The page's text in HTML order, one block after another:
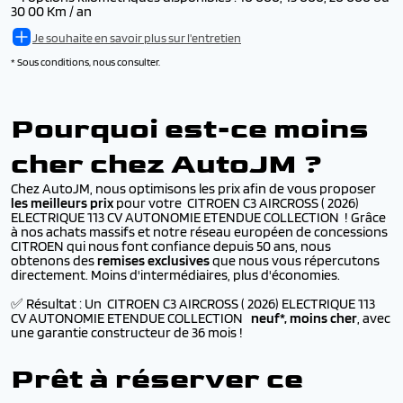
30 00 Km / an
Je souhaite en savoir plus sur l'entretien
* Sous conditions, nous consulter.
Pourquoi est-ce moins
cher chez AutoJM ?
Chez AutoJM, nous optimisons les prix afin de vous proposer
les meilleurs prix pour votre CITROEN C3 AIRCROSS ( 2026)
ELECTRIQUE 113 CV AUTONOMIE ETENDUE COLLECTION ! Grâce
à nos achats massifs et notre réseau européen de concessions
CITROEN qui nous font confiance depuis 50 ans, nous
obtenons desremises exclusivesque nous vous répercutons
directement. Moins d'intermédiaires, plus d'économies.
✅ Résultat : Un CITROEN C3 AIRCROSS ( 2026) ELECTRIQUE 113
CV AUTONOMIE ETENDUE COLLECTION neuf*, moins cher, avec
une garantie constructeur de 36 mois !
Prêt à réserver ce